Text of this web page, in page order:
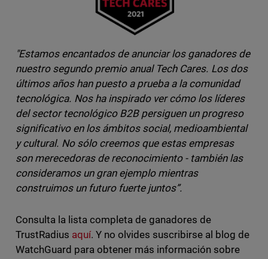
"Estamos encantados de anunciar los ganadores de
nuestro segundo premio anual Tech Cares. Los dos
últimos años han puesto a prueba a la comunidad
tecnológica. Nos ha inspirado ver cómo los líderes
del sector tecnológico B2B persiguen un progreso
significativo en los ámbitos social, medioambiental
y cultural. No sólo creemos que estas empresas
son merecedoras de reconocimiento - también las
consideramos un gran ejemplo mientras
construimos un futuro fuerte juntos”.
Consulta la lista completa de ganadores de
TrustRadius aquí. Y no olvides suscribirse al blog de
WatchGuard para obtener más información sobre